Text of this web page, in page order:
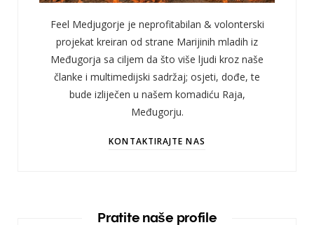
Feel Medjugorje je neprofitabilan & volonterski
projekat kreiran od strane Marijinih mladih iz
Međugorja sa ciljem da što više ljudi kroz naše
članke i multimedijski sadržaj; osjeti, dođe, te
bude izliječen u našem komadiću Raja,
Međugorju.
KONTAKTIRAJTE NAS
Pratite naše profile